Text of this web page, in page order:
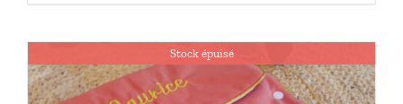
Stock épuisé